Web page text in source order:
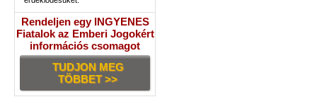
Rendeljen egy INGYENES
Fiatalok az Emberi Jogokért
információs csomagot
TUDJON MEG
TÖBBET >>